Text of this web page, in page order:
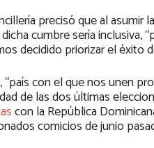
precisó que al
cumbre sería
decidido priorizar el éxito
“país con el que nos unen
de las dos últimas
con la República
comicios de junio